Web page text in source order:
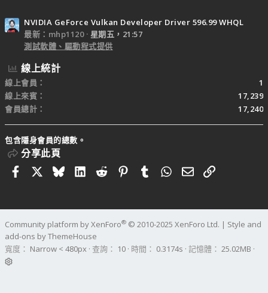
NVIDIA GeForce Vulkan Developer Driver 596.99 WHQL
最新：mhp1120
星期五，21:57
測試軟體、驅動程式提供
線上統計
線上會員
1
線上來賓
17,239
會員總計
17,240
包含隱身會員的總數。
分享此頁
FacebookBlueskyLinkedIn
RedditPinterestTumblrWhatsApp
電子郵件
連結
Community platform by XenForo® © 2010-2025 XenForo Ltd. | Style and
add-ons by ThemeHouse
寬度
查詢 10 時間 0.3174s 記憶體 25.02MB